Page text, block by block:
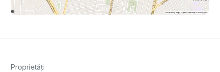
Proprietăți